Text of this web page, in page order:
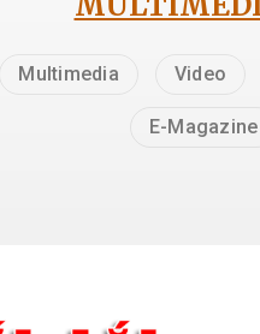
Multimedia Video
E-Magazine